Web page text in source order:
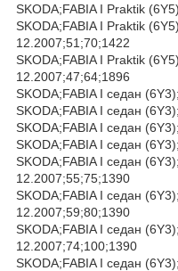
SKODA;FABIA I Praktik
SKODA;FABIA I Praktik
12.2007;51;70;1422
SKODA;FABIA I Praktik
12.2007;47;64;1896
SKODA;FABIA I седан
SKODA;FABIA I седан
SKODA;FABIA I седан
SKODA;FABIA I седан
SKODA;FABIA I седан
12.2007;55;75;1390
SKODA;FABIA I седан
12.2007;59;80;1390
SKODA;FABIA I седан
12.2007;74;100;1390
SKODA;FABIA I седан